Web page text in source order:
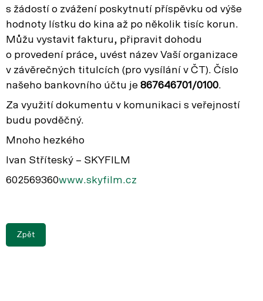
s žádostí o zvážení poskytnutí příspěvku od výše
hodnoty lístku do kina až po několik tisíc korun.
Můžu vystavit fakturu, připravit dohodu
o provedení práce, uvést název Vaší organizace
v závěrečných titulcích (pro vysílání v ČT). Číslo
našeho bankovního účtu je 867646701/0100.
Za využití dokumentu v komunikaci s veřejností
budu povděčný.
Mnoho hezkého
Ivan Stříteský – SKYFILM
602569360www.skyfilm.cz
Zpět